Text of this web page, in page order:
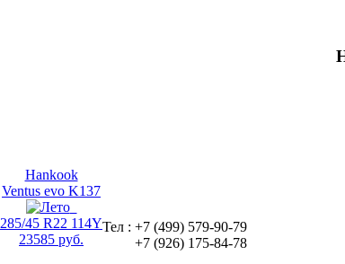
Hankook
Ventus evo K137
285/45 R22 114Y
23585 руб.
Тел : +7 (499) 579-90-79
+7 (926) 175-84-78